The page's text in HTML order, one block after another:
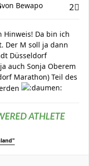
2
von Bewapo
Da bin ich
Der M soll ja dann
Düsseldorf
auch Sonja Oberem
Marathon) Teil des